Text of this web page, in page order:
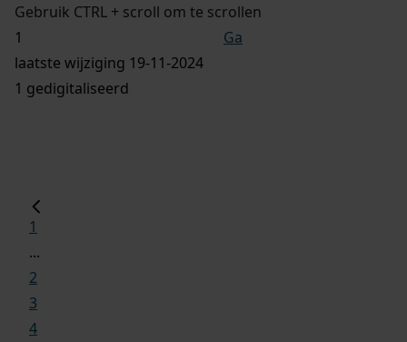
Gebruik CTRL + scroll om te scrollen
Ga
laatste wijziging 19-11-2024
1 gedigitaliseerd
1
...
2
3
4